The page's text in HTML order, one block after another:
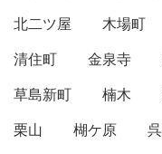
北二ツ屋
木場町
清住町
金泉寺
草島新町
楠木
栗山
楜ケ原